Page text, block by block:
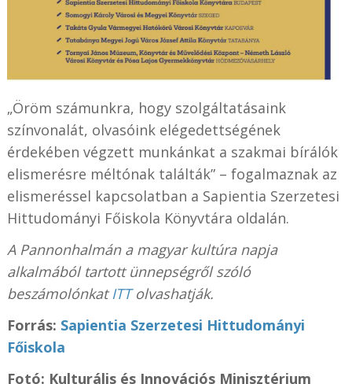
„Öröm számunkra, hogy szolgáltatásaink
színvonalát, olvasóink elégedettségének
érdekében végzett munkánkat a szakmai bírálók
elismerésre méltónak találták” – fogalmaznak az
elismeréssel kapcsolatban a Sapientia Szerzetesi
Hittudományi Főiskola Könyvtára oldalán.
A Pannonhalmán a magyar kultúra napja
alkalmából tartott ünnepségről szóló
beszámolónkatITTolvashatják.
Forrás: Sapientia Szerzetesi Hittudományi
Főiskola
Fotó: Kulturális és Innovációs Minisztérium